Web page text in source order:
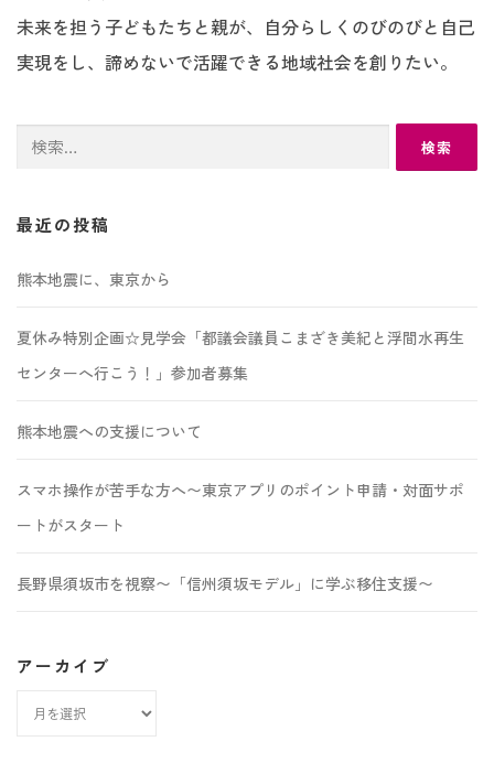
未来を担う子どもたちと親が、自分らしくのびのびと自己
実現をし、諦めないで活躍できる地域社会を創りたい。
検
最近の投稿
熊本地震に、東京から
夏休み特別企画☆見学会「都議会議員こまざき美紀と浮間水再生
センターへ行こう！」参加者募集
熊本地震への支援について
スマホ操作が苦手な方へ〜東京アプリのポイント申請・対面サポ
ートがスタート
長野県須坂市を視察〜「信州須坂モデル」に学ぶ移住支援〜
アーカイブ